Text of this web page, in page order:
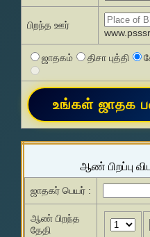
பிறந்த ஊர்
ஜாதகம் திசா புத்தி
ஆண் பிறப்பு
ஜாதகர் பெயர் :
ஆண் பிறந்த
தேதி